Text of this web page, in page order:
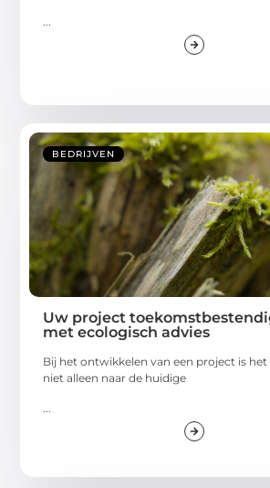
...
BEDRIJVEN
Uw project
met ecologisch advies
Bij het ontwikkelen van een project is
niet alleen naar de huidige